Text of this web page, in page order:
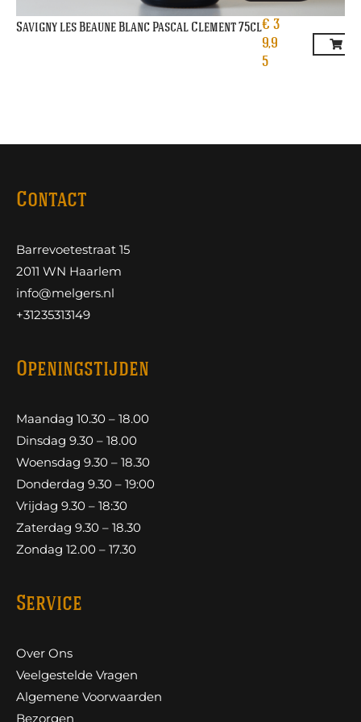
Savigny les Beaune Blanc Pascal Clement 75cl€ 3
9,9
5
Contact
Barrevoetestraat 15
2011 WN Haarlem
info@melgers.nl
+31235313149
Openingstijden
Maandag 10.30 – 18.00
Dinsdag 9.30 – 18.00
Woensdag 9.30 – 18.30
Donderdag 9.30 – 19:00
Vrijdag 9.30 – 18:30
Zaterdag 9.30 – 18.30
Zondag 12.00 – 17.30
Service
Over Ons
Veelgestelde Vragen
Algemene Voorwaarden
Bezorgen